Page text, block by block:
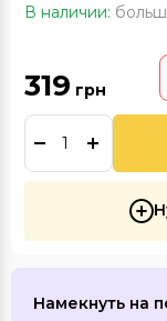
В наличии:
319 грн
Намекнуть на